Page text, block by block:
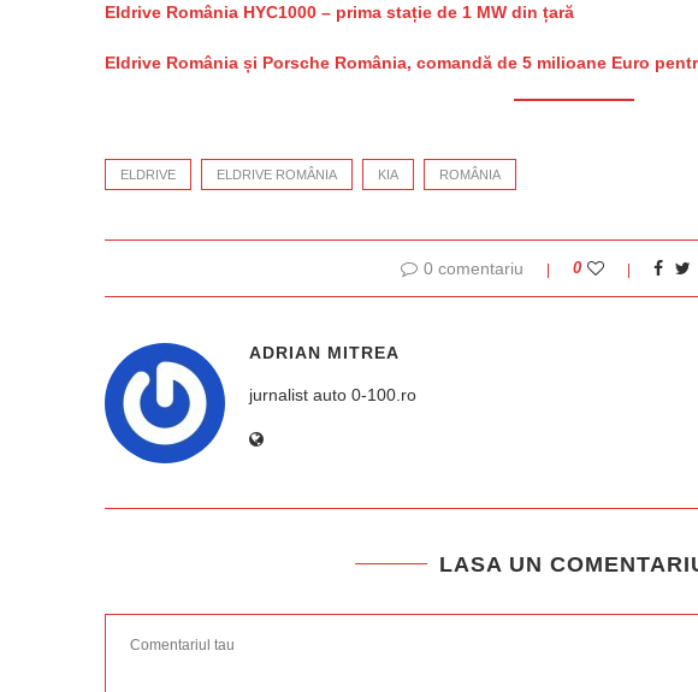
Eldrive România HYC1000 – prima stație de 1 MW din țară
Eldrive România și Porsche România, comandă de 5 milioane Euro
ELDRIVE ELDRIVE ROMÂNIA KIA ROMÂNIA
0 comentariu 0
ADRIAN MITREA
jurnalist auto 0-100.ro
LASA UN